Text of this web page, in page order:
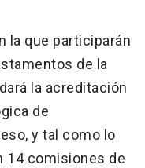
la que participarán
de la
la acreditación
de
y tal como lo
14 comisiones de